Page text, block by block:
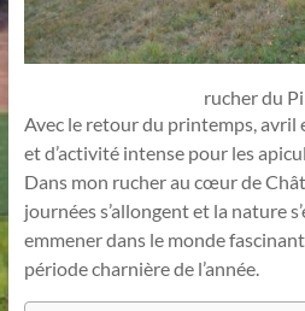
rucher du
Avec le retour du printemps, avril
et d’activité intense pour les
Dans mon rucher au cœur de
journées s’allongent et la nature
emmener dans le monde
période charnière de l’année.